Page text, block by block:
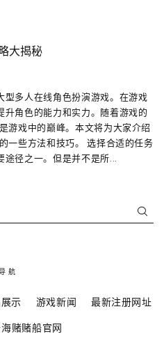
大揭秘
型多人在线角色扮演游戏。在游戏
升角色的能力和实力。随着游戏的
游戏中的巅峰。本文将为大家介绍
一些方法和技巧。 选择合适的任务
径之一。但是并不是所...
航
示 游戏新闻 最新注册网址
赌赌船官网